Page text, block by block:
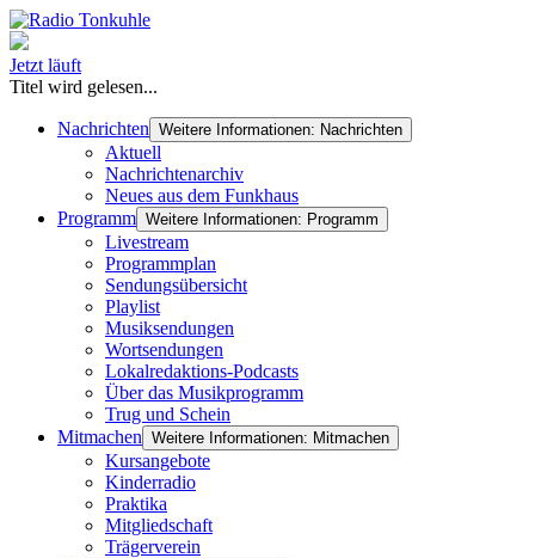
Jetzt läuft
Titel wird gelesen...
Nachrichten Weitere Informationen: Nachrichten
Aktuell
Nachrichtenarchiv
Neues aus dem Funkhaus
Programm Weitere Informationen: Programm
Livestream
Programmplan
Sendungsübersicht
Playlist
Musiksendungen
Wortsendungen
Lokalredaktions-Podcasts
Über das Musikprogramm
Trug und Schein
Mitmachen Weitere Informationen: Mitmachen
Kursangebote
Kinderradio
Praktika
Mitgliedschaft
Trägerverein